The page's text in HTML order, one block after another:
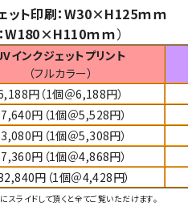
ト印刷：W30×H125ｍｍ
：W180×H110ｍｍ）
インクジェットプリント
（フルカラー）
円（1個＠6,188円）
円（1個＠5,528円）
円（1個＠5,308円）
円（1個＠4,868円）
円（1個＠4,428円）
ライドして頂くと全てご覧いただけます。